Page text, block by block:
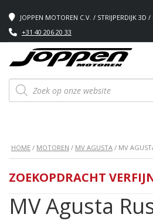
JOPPEN MOTOREN C.V. / STRIJPERDIJK 3D
+31 40 206 20 33
Producten
zoeken
HOME / MOTOREN / MV AGUSTA / MV
MV Agusta
ZOEKOPDRACHT